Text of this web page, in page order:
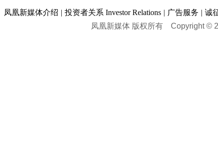
凤凰新媒体介绍 | 投资者关系 Investor Relations | 广告服务 | 诚
凤凰新媒体 版权所有 Copyright ©